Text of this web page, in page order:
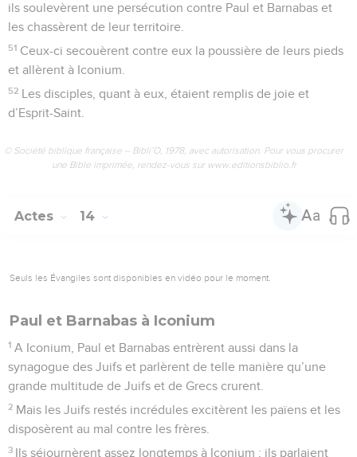
ils soulevèrent une persécution contre Paul et Barnabas et
les chassèrent de leur territoire.
51 Ceux-ci secouèrent contre eux la poussière de leurs pieds
et allèrent à Iconium.
52 Les disciples, quant à eux, étaient remplis de joie et
d’Esprit-Saint.
© Société biblique française – Bibli’O, 1978, avec autorisation. Pour vous procurer
une Bible imprimée, rendez-vous sur www.editionsbiblio.fr
Actes 14
Seuls les Évangiles sont disponibles en vidéo pour le moment.
Paul et Barnabas à Iconium
1 A Iconium, Paul et Barnabas entrèrent aussi dans la
synagogue des Juifs et parlèrent de telle manière qu’une
grande multitude de Juifs et de Grecs crurent.
2 Mais les Juifs restés incrédules excitèrent les païens et les
disposèrent au mal contre les frères.
3 Ils séjournèrent assez longtemps à Iconium ; ils parlaient